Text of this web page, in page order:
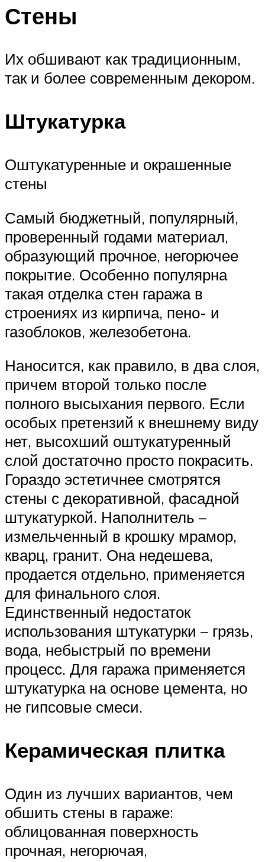
Стены
Их обшивают как традиционным,
так и более современным декором.
Штукатурка
Оштукатуренные и окрашенные
стены
Самый бюджетный, популярный,
проверенный годами материал,
образующий прочное, негорючее
покрытие. Особенно популярна
такая отделка стен гаража в
строениях из кирпича, пено- и
газоблоков, железобетона.
Наносится, как правило, в два слоя,
причем второй только после
полного высыхания первого. Если
особых претензий к внешнему виду
нет, высохший оштукатуренный
слой достаточно просто покрасить.
Гораздо эстетичнее смотрятся
стены с декоративной, фасадной
штукатуркой. Наполнитель –
измельченный в крошку мрамор,
кварц, гранит. Она недешева,
продается отдельно, применяется
для финального слоя.
Единственный недостаток
использования штукатурки – грязь,
вода, небыстрый по времени
процесс. Для гаража применяется
штукатурка на основе цемента, но
не гипсовые смеси.
Керамическая плитка
Один из лучших вариантов, чем
обшить стены в гараже:
облицованная поверхность
прочная, негорючая,